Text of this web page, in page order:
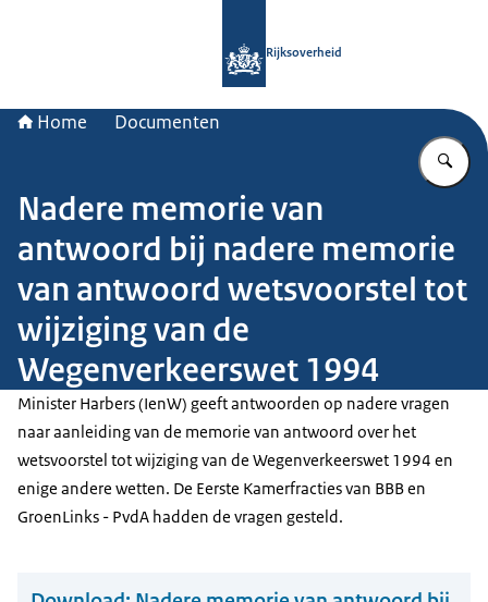
Rijksoverheid
Home Documenten
Nadere memorie van
antwoord bij nadere memorie
van antwoord wetsvoorstel tot
wijziging van de
Wegenverkeerswet 1994
Minister Harbers (IenW) geeft antwoorden op nadere vragen
naar aanleiding van de memorie van antwoord over het
wetsvoorstel tot wijziging van de Wegenverkeerswet 1994 en
enige andere wetten. De Eerste Kamerfracties van BBB en
GroenLinks - PvdA hadden de vragen gesteld.